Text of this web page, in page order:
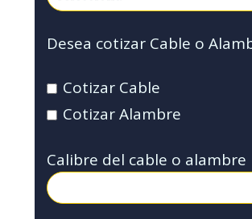
Desea cotizar Cable o
Cotizar Cable
Cotizar Alambre
Calibre del cable o alambre